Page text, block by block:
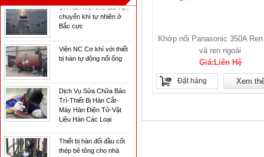
Bắc cực
bị hàn tự động nối ống
Trì-Thiết Bị Hàn Cắt-
Máy Hàn Điện Tử-Vật
Liệu Hàn Các Loại
thép bê tông cho nhà
cao tầng
Khớp nối Panasonic 350A
và ren ngoài
Giá:Liên Hệ
Đặt hàng Xem